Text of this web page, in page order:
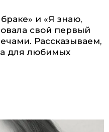
и «Я знаю,
свой первый
Рассказываем,
для любимых